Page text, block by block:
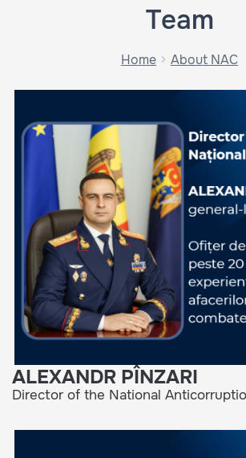
Team
Home About NAC
ALEXANDR PÎNZARI
Director of the National